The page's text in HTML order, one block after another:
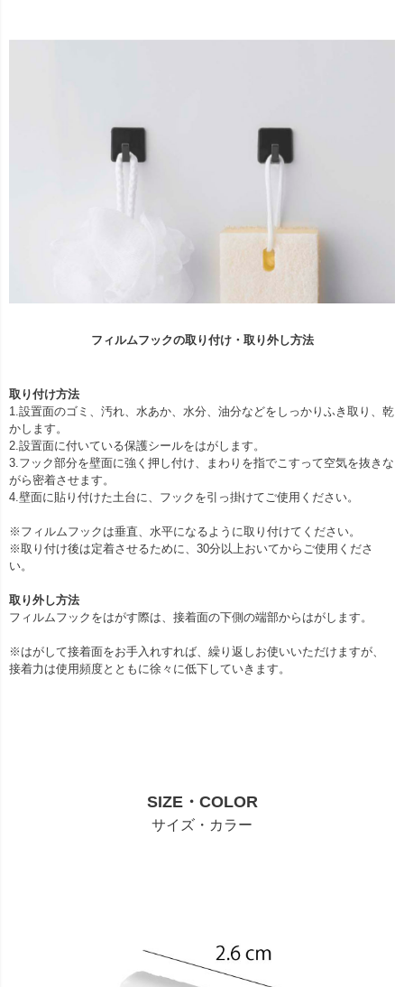
フィルムフックの取り付け・取り外し方法
取り付け方法
1.設置面のゴミ、汚れ、水あか、水分、油分などをしっかりふき取り、乾
かします。
2.設置面に付いている保護シールをはがします。
3.フック部分を壁面に強く押し付け、まわりを指でこすって空気を抜きな
がら密着させます。
4.壁面に貼り付けた土台に、フックを引っ掛けてご使用ください。
※フィルムフックは垂直、水平になるように取り付けてください。
※取り付け後は定着させるために、30分以上おいてからご使用くださ
い。
取り外し方法
フィルムフックをはがす際は、接着面の下側の端部からはがします。
※はがして接着面をお手入れすれば、繰り返しお使いいただけますが、
接着力は使用頻度とともに徐々に低下していきます。
SIZE・COLOR
サイズ・カラー